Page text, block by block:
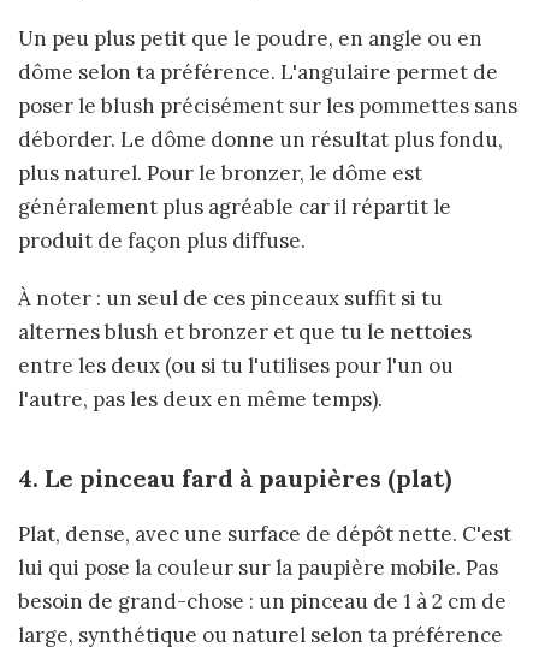
Un peu plus petit que le poudre, en angle ou en
dôme selon ta préférence. L'angulaire permet de
poser le blush précisément sur les pommettes sans
déborder. Le dôme donne un résultat plus fondu,
plus naturel. Pour le bronzer, le dôme est
généralement plus agréable car il répartit le
produit de façon plus diffuse.
À noter : un seul de ces pinceaux suffit si tu
alternes blush et bronzer et que tu le nettoies
entre les deux (ou si tu l'utilises pour l'un ou
l'autre, pas les deux en même temps).
4. Le pinceau fard à paupières (plat)
Plat, dense, avec une surface de dépôt nette. C'est
lui qui pose la couleur sur la paupière mobile. Pas
besoin de grand-chose : un pinceau de 1 à 2 cm de
large, synthétique ou naturel selon ta préférence